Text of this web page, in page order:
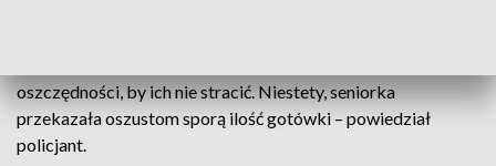
oszczędności, by ich nie stracić. Niestety, seniorka
przekazała oszustom sporą ilość gotówki – powiedział
policjant.